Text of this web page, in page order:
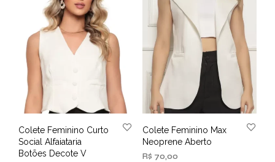
Colete Feminino Curto
Social Alfaiataria
Botões Decote V
Colete Feminino Max
Neoprene Aberto
R$ 70,00